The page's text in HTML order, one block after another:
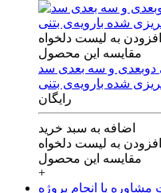
افزودن به لیست دلخواه
مقایسه این محصول
دوبعدی‌ و‌ سه بعدی‌ سد
رایگان
اضافه به سبد خرید
افزودن به لیست دلخواه
مقایسه این محصول
+
یا انجام پروژه